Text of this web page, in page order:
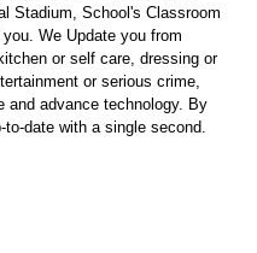
Stadium, School's Classroom
We Update you from
or self care, dressing or
or serious crime,
and advance technology. By
date with a single second.